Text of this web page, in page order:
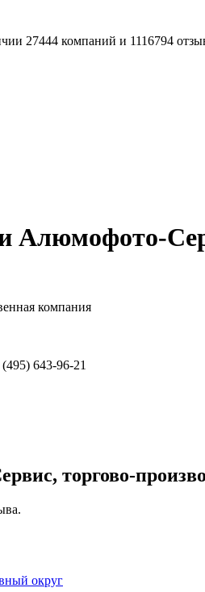
27444 компаний и 1116794
компания
643-96-21
торгово-
округ